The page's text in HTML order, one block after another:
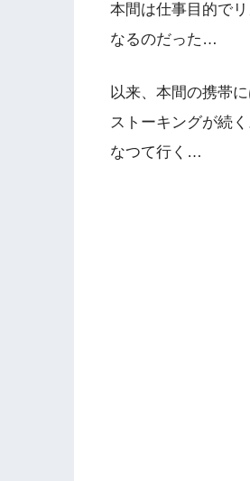
本間は仕事目的で
なるのだった…
以来、本間の携帯
ストーキングが続
なつて行く…